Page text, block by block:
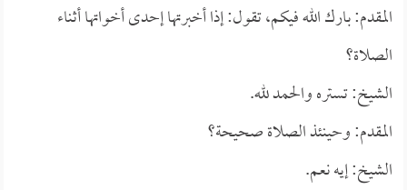
المقدم: بارك الله فيكم، تقول: إذا أخبرتها إحدى أخواتها أثناء
الصلاة؟
الشيخ: تستره والحمد لله.
المقدم: وحينئذ الصلاة صحيحة؟
الشيخ: إيه نعم.